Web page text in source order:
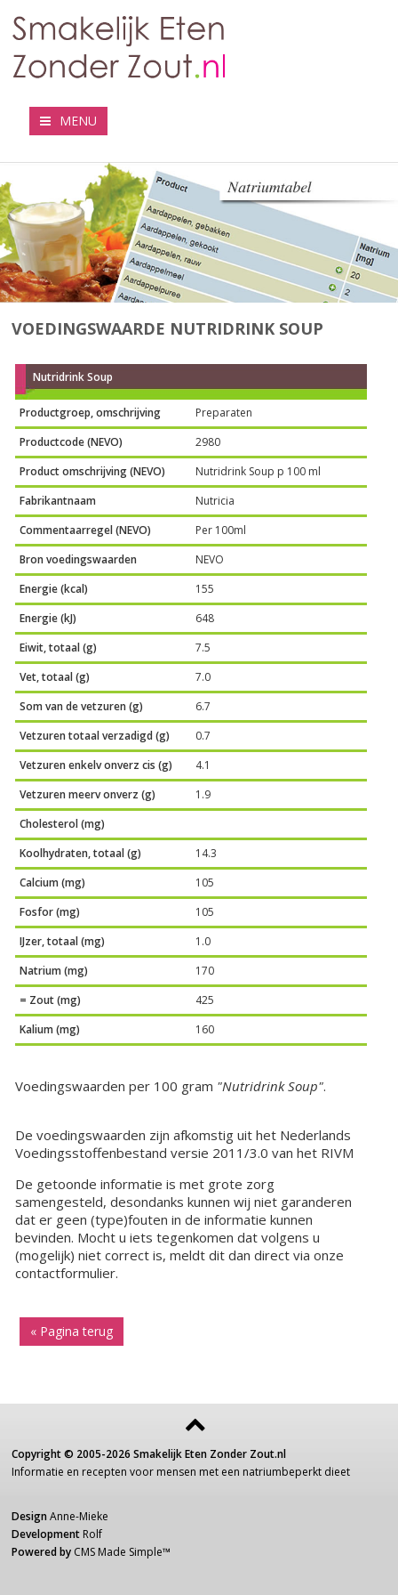
MENU
VOEDINGSWAARDE NUTRIDRINK SOUP
Nutridrink Soup
Productgroep, omschrijving
Preparaten
Productcode (NEVO)
2980
Product omschrijving (NEVO)
Nutridrink Soup p 100 ml
Fabrikantnaam
Nutricia
Commentaarregel (NEVO)
Per 100ml
Bron voedingswaarden
NEVO
Energie (kcal)
155
Energie (kJ)
648
Eiwit, totaal (g)
7.5
Vet, totaal (g)
7.0
Som van de vetzuren (g)
6.7
Vetzuren totaal verzadigd (g)
0.7
Vetzuren enkelv onverz cis (g)
4.1
Vetzuren meerv onverz (g)
1.9
Cholesterol (mg)
Koolhydraten, totaal (g)
14.3
Calcium (mg)
105
Fosfor (mg)
105
IJzer, totaal (mg)
1.0
Natrium (mg)
170
= Zout (mg)
425
Kalium (mg)
160
Voedingswaarden per 100 gram "Nutridrink Soup".
De voedingswaarden zijn afkomstig uit het Nederlands
Voedingsstoffenbestand versie 2011/3.0 van het RIVM
De getoonde informatie is met grote zorg
samengesteld, desondanks kunnen wij niet garanderen
dat er geen (type)fouten in de informatie kunnen
bevinden. Mocht u iets tegenkomen dat volgens u
(mogelijk) niet correct is, meldt dit dan direct via onze
contactformulier.
« Pagina terug
Copyright © 2005-2026 Smakelijk Eten Zonder Zout.nl
Informatie en recepten voor mensen met een natriumbeperkt dieet
Design Anne-Mieke
Development Rolf
Powered by CMS Made Simple™